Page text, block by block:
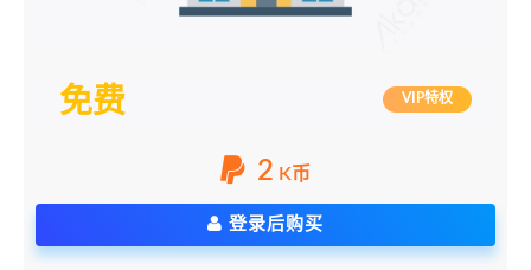
免费 VIP特权
2 K币
登录后购买